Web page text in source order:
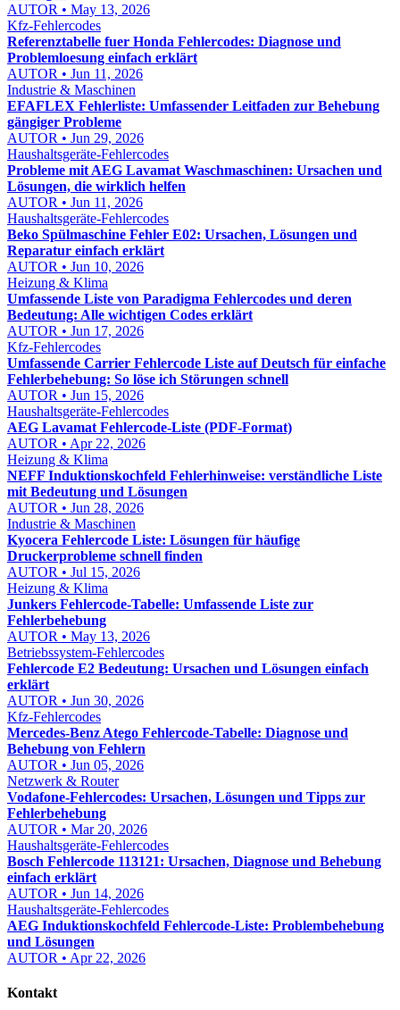
AUTOR • May 13, 2026
Kfz-Fehlercodes
Referenztabelle fuer Honda Fehlercodes: Diagnose und
Problemloesung einfach erklärt
AUTOR • Jun 11, 2026
Industrie & Maschinen
EFAFLEX Fehlerliste: Umfassender Leitfaden zur Behebung
gängiger Probleme
AUTOR • Jun 29, 2026
Haushaltsgeräte-Fehlercodes
Probleme mit AEG Lavamat Waschmaschinen: Ursachen und
Lösungen, die wirklich helfen
AUTOR • Jun 11, 2026
Haushaltsgeräte-Fehlercodes
Beko Spülmaschine Fehler E02: Ursachen, Lösungen und
Reparatur einfach erklärt
AUTOR • Jun 10, 2026
Heizung & Klima
Umfassende Liste von Paradigma Fehlercodes und deren
Bedeutung: Alle wichtigen Codes erklärt
AUTOR • Jun 17, 2026
Kfz-Fehlercodes
Umfassende Carrier Fehlercode Liste auf Deutsch für einfache
Fehlerbehebung: So löse ich Störungen schnell
AUTOR • Jun 15, 2026
Haushaltsgeräte-Fehlercodes
AEG Lavamat Fehlercode-Liste (PDF-Format)
AUTOR • Apr 22, 2026
Heizung & Klima
NEFF Induktionskochfeld Fehlerhinweise: verständliche Liste
mit Bedeutung und Lösungen
AUTOR • Jun 28, 2026
Industrie & Maschinen
Kyocera Fehlercode Liste: Lösungen für häufige
Druckerprobleme schnell finden
AUTOR • Jul 15, 2026
Heizung & Klima
Junkers Fehlercode-Tabelle: Umfassende Liste zur
Fehlerbehebung
AUTOR • May 13, 2026
Betriebssystem-Fehlercodes
Fehlercode E2 Bedeutung: Ursachen und Lösungen einfach
erklärt
AUTOR • Jun 30, 2026
Kfz-Fehlercodes
Mercedes-Benz Atego Fehlercode-Tabelle: Diagnose und
Behebung von Fehlern
AUTOR • Jun 05, 2026
Netzwerk & Router
Vodafone-Fehlercodes: Ursachen, Lösungen und Tipps zur
Fehlerbehebung
AUTOR • Mar 20, 2026
Haushaltsgeräte-Fehlercodes
Bosch Fehlercode 113121: Ursachen, Diagnose und Behebung
einfach erklärt
AUTOR • Jun 14, 2026
Haushaltsgeräte-Fehlercodes
AEG Induktionskochfeld Fehlercode-Liste: Problembehebung
und Lösungen
AUTOR • Apr 22, 2026
Kontakt